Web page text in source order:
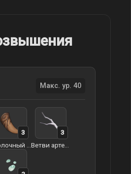
Макс. ур. 40
3
3